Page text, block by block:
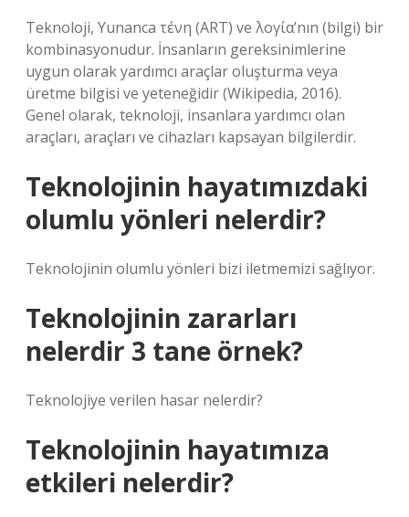
Teknoloji, Yunanca τένη (ART) ve λογία’nın (bilgi) bir
kombinasyonudur. İnsanların gereksinimlerine
uygun olarak yardımcı araçlar oluşturma veya
üretme bilgisi ve yeteneğidir (Wikipedia, 2016).
Genel olarak, teknoloji, insanlara yardımcı olan
araçları, araçları ve cihazları kapsayan bilgilerdir.
Teknolojinin hayatımızdaki
olumlu yönleri nelerdir?
Teknolojinin olumlu yönleri bizi iletmemizi sağlıyor.
Teknolojinin zararları
nelerdir 3 tane örnek?
Teknolojiye verilen hasar nelerdir?
Teknolojinin hayatımıza
etkileri nelerdir?